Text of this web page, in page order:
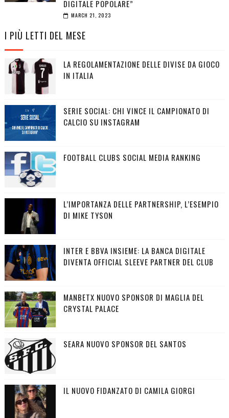
DIGITALE POPOLARE”
MARCH 21, 2023
I PIÙ LETTI DEL MESE
LA REGOLAMENTAZIONE DELLE DIVISE DA GIOCO
IN ITALIA
SERIE SOCIAL: CHI VINCE IL CAMPIONATO DI
CALCIO SU INSTAGRAM
FOOTBALL CLUBS SOCIAL MEDIA RANKING
L’IMPORTANZA DELLE PARTNERSHIP, L’ESEMPIO
DI MIKE TYSON
INTER E BBVA INSIEME: LA BANCA DIGITALE
DIVENTA OFFICIAL SLEEVE PARTNER DEL CLUB
MANBETX NUOVO SPONSOR DI MAGLIA DEL
CRYSTAL PALACE
SEARA NUOVO SPONSOR DEL SANTOS
IL NUOVO FIDANZATO DI CAMILA GIORGI